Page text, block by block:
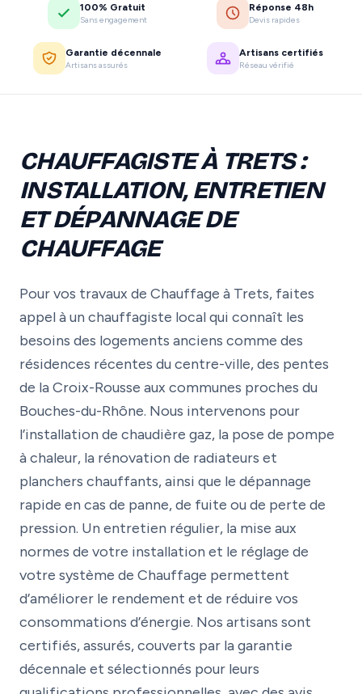
100% Gratuit
Sans engagement
Réponse 48h
Devis rapides
Garantie décennale
Artisans assurés
Artisans certifiés
Réseau vérifié
CHAUFFAGISTE À TRETS :
INSTALLATION, ENTRETIEN
ET DÉPANNAGE DE
CHAUFFAGE
Pour vos travaux de Chauffage à Trets, faites
appel à un chauffagiste local qui connaît les
besoins des logements anciens comme des
résidences récentes du centre-ville, des pentes
de la Croix-Rousse aux communes proches du
Bouches-du-Rhône. Nous intervenons pour
l’installation de chaudière gaz, la pose de pompe
à chaleur, la rénovation de radiateurs et
planchers chauffants, ainsi que le dépannage
rapide en cas de panne, de fuite ou de perte de
pression. Un entretien régulier, la mise aux
normes de votre installation et le réglage de
votre système de Chauffage permettent
d’améliorer le rendement et de réduire vos
consommations d’énergie. Nos artisans sont
certifiés, assurés, couverts par la garantie
décennale et sélectionnés pour leurs